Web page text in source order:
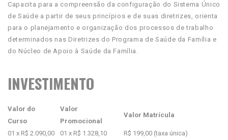
Capacita para a compreensão da configuração do Sistema Único
de Saúde a partir de seus princípios e de suas diretrizes, orienta
para o planejamento e organização dos processos de trabalho
determinados nas Diretrizes do Programa de Saúde da Família e
do Núcleo de Apoio à Saúde da Família.
INVESTIMENTO
Valor do
Curso
Valor
Promocional
Valor Matrícula
01 x R$ 2.090,00 01 x R$ 1.328,10 R$ 199,00 (taxa única)